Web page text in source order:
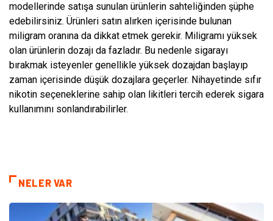
modellerinde satışa sunulan ürünlerin sahteliğinden şüphe
edebilirsiniz. Ürünleri satın alırken içerisinde bulunan
miligram oranına da dikkat etmek gerekir. Miligramı yüksek
olan ürünlerin dozajı da fazladır. Bu nedenle sigarayı
bırakmak isteyenler genellikle yüksek dozajdan başlayıp
zaman içerisinde düşük dozajlara geçerler. Nihayetinde sıfır
nikotin seçeneklerine sahip olan likitleri tercih ederek sigara
kullanımını sonlandırabilirler.
NELER VAR